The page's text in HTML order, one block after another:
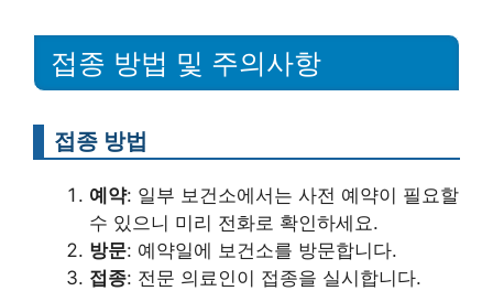
접종 방법 및 주의사항
접종 방법
예약: 일부 보건소에서는 사전 예약이 필요할
수 있으니 미리 전화로 확인하세요.
방문: 예약일에 보건소를 방문합니다.
접종: 전문 의료인이 접종을 실시합니다.